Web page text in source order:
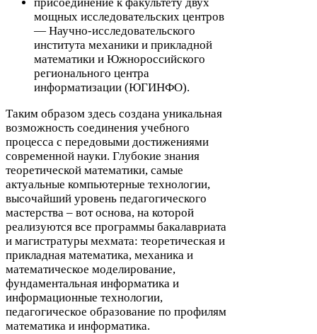
мощных исследовательских центров
— Научно-​исследовательского
института механики и прикладной
математики и Южнороссийского
регионального центра
информатизации (ЮГИНФО).
Таким образом здесь создана уникальная
возможность соединения учебного
процесса с передовыми достижениями
современной науки. Глубокие знания
теоретической математики, самые
актуальные компьютерные технологии,
высочайший уровень педагогического
мастерства – вот основа, на которой
реализуются все программы бакалавриата
и магистратуры мехмата: теоретическая и
прикладная математика, механика и
математическое моделирование,
фундаментальная информатика и
информационные технологии,
педагогическое образование по профилям
математика и информатика.